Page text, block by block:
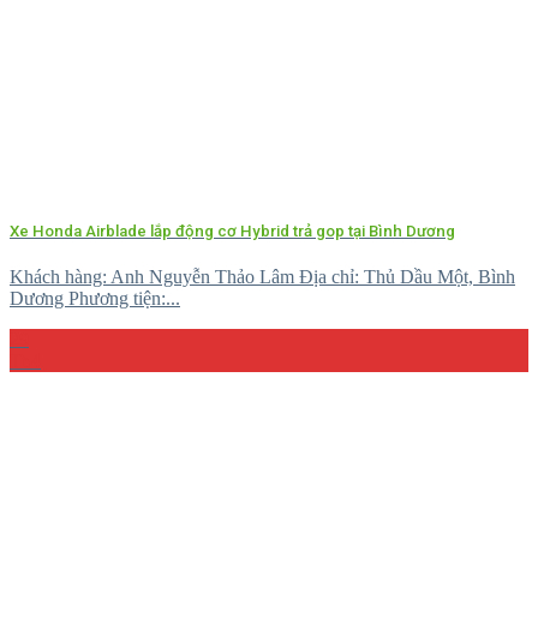
Xe Honda Airblade lắp động cơ Hybrid trả gop tại Bình Dương
Khách hàng: Anh Nguyễn Thảo Lâm Địa chỉ: Thủ Dầu Một, Bình
Dương Phương tiện:...